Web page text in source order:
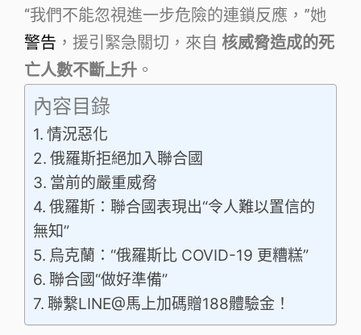
“我們不能忽視進一步危險的連鎖反應，”她
警告 ，援引緊急關切，來自 核威脅造成的死
亡人數不斷上升 。
內容目錄
情況惡化
俄羅斯拒絕加入聯合國
當前的嚴重威脅
俄羅斯：聯合國表現出“令人難以置信的
無知”
烏克蘭：“俄羅斯比 COVID-19 更糟糕”
聯合國“做好準備”
聯繫LINE@馬上加碼贈188體驗金！